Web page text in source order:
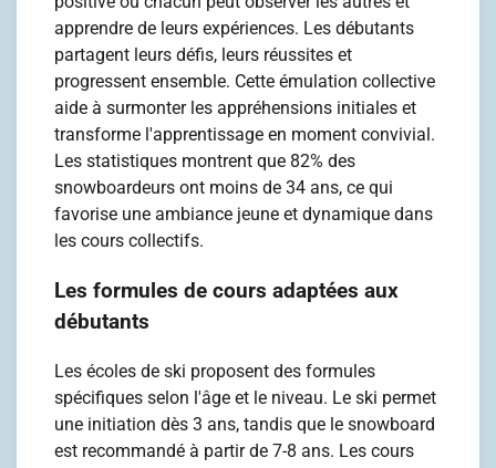
apprendre de leurs expériences. Les débutants
partagent leurs défis, leurs réussites et
progressent ensemble. Cette émulation collective
aide à surmonter les appréhensions initiales et
transforme l'apprentissage en moment convivial.
Les statistiques montrent que 82% des
snowboardeurs ont moins de 34 ans, ce qui
favorise une ambiance jeune et dynamique dans
les cours collectifs.
Les formules de cours adaptées aux
débutants
Les écoles de ski proposent des formules
spécifiques selon l'âge et le niveau. Le ski permet
une initiation dès 3 ans, tandis que le snowboard
est recommandé à partir de 7-8 ans. Les cours